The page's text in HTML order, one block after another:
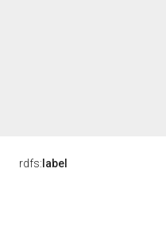
rdfs: label